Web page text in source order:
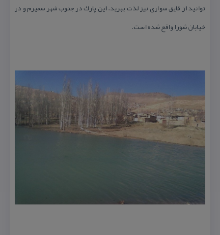
‌توانید از قایق‌ سواری نیز لذت ببرید. این پارك در جنوب شهر سمیرم و در
خیابان شورا واقع شده است.